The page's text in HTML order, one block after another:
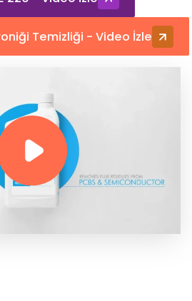
Temizliği - Video İzle